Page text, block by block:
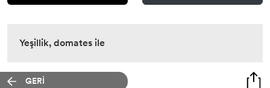
Yeşillik, domates ile
GERİ